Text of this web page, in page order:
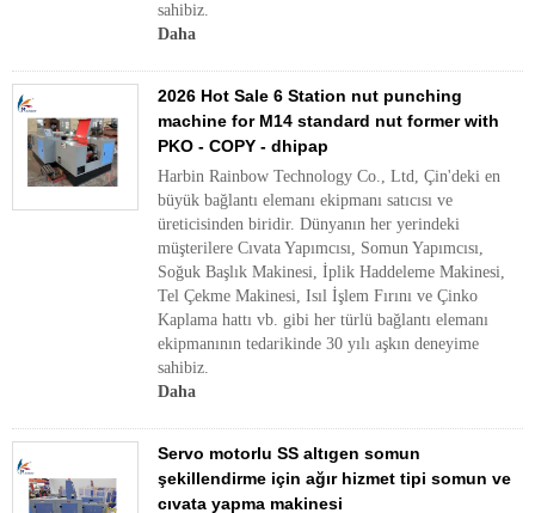
sahibiz.
Daha
2026 Hot Sale 6 Station nut punching
machine for M14 standard nut former with
PKO - COPY - dhipap
Harbin Rainbow Technology Co., Ltd, Çin'deki en
büyük bağlantı elemanı ekipmanı satıcısı ve
üreticisinden biridir. Dünyanın her yerindeki
müşterilere Cıvata Yapımcısı, Somun Yapımcısı,
Soğuk Başlık Makinesi, İplik Haddeleme Makinesi,
Tel Çekme Makinesi, Isıl İşlem Fırını ve Çinko
Kaplama hattı vb. gibi her türlü bağlantı elemanı
ekipmanının tedarikinde 30 yılı aşkın deneyime
sahibiz.
Daha
Servo motorlu SS altıgen somun
şekillendirme için ağır hizmet tipi somun ve
cıvata yapma makinesi